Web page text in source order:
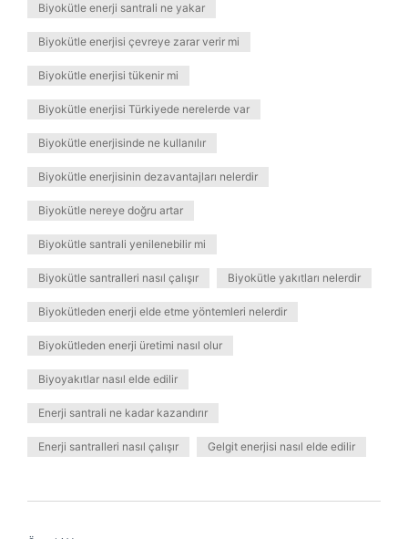
Biyokütle enerji santrali ne yakar
Biyokütle enerjisi çevreye zarar verir mi
Biyokütle enerjisi tükenir mi
Biyokütle enerjisi Türkiyede nerelerde var
Biyokütle enerjisinde ne kullanılır
Biyokütle enerjisinin dezavantajları nelerdir
Biyokütle nereye doğru artar
Biyokütle santrali yenilenebilir mi
Biyokütle santralleri nasıl çalışır Biyokütle yakıtları nelerdir
Biyokütleden enerji elde etme yöntemleri nelerdir
Biyokütleden enerji üretimi nasıl olur
Biyoyakıtlar nasıl elde edilir
Enerji santrali ne kadar kazandırır
Enerji santralleri nasıl çalışır Gelgit enerjisi nasıl elde edilir